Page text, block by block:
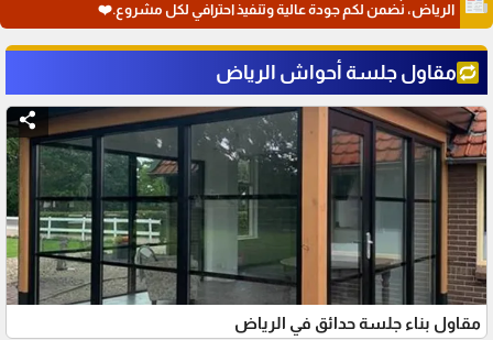
الرياض، نضمن لكم جودة عالية وتنفيذ احترافي لكل مشروع.❤️
مقاول جلسة أحواش الرياض
مقاول بناء جلسة حدائق في الرياض